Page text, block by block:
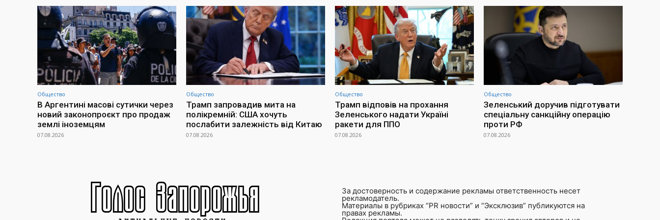
Общество
В Аргентині масові сутички через
новий законопроєкт про продаж
землі іноземцям
07.08.2026
Общество
Трамп запровадив мита на
полікремній: США хочуть
послабити залежність від Китаю
07.08.2026
Общество
Трамп відповів на прохання
Зеленського надати Україні
ракети для ППО
07.08.2026
Общество
Зеленський доручив підготувати
спеціальну санкційну операцію
проти РФ
07.08.2026
За достоверность и содержание рекламы ответственность несет
рекламодатель.
Материалы в рубриках “PR новости” и “Эксклюзив” публикуются на
правах рекламы.